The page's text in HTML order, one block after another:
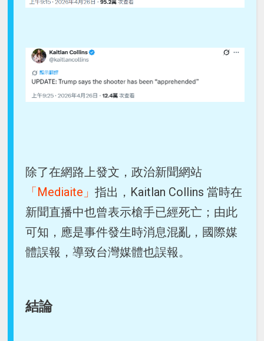
除了在網路上發文，政治新聞網站
「Mediaite」指出，Kaitlan Collins 當時在
新聞直播中也曾表示槍手已經死亡；由此
可知，應是事件發生時消息混亂，國際媒
體誤報，導致台灣媒體也誤報。
結論